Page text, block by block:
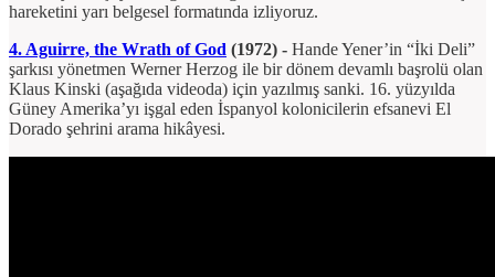
hareketini yarı belgesel formatında izliyoruz.
4. Aguirre, the Wrath of God (1972) - Hande Yener’in “İki Deli”
şarkısı yönetmen Werner Herzog ile bir dönem devamlı başrolü olan
Klaus Kinski (aşağıda videoda) için yazılmış sanki. 16. yüzyılda
Güney Amerika’yı işgal eden İspanyol kolonicilerin efsanevi El
Dorado şehrini arama hikâyesi.